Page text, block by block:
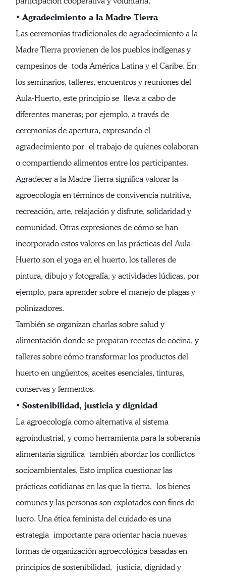
•Agradecimiento a la Madre Tierra
Las ceremonias tradicionales de agradecimiento a la
Madre Tierra provienen de los pueblos indígenas y
campesinos de toda América Latina y el Caribe. En
los seminarios, talleres, encuentros y reuniones del
Aula-Huerto, este principio se lleva a cabo de
diferentes maneras; por ejemplo, a través de
ceremonias de apertura, expresando el
agradecimiento por el trabajo de quienes colaboran
o compartiendo alimentos entre los participantes.
Agradecer a la Madre Tierra significa valorar la
agroecología en términos de convivencia nutritiva,
recreación, arte, relajación y disfrute, solidaridad y
comunidad. Otras expresiones de cómo se han
incorporado estos valores en las prácticas del Aula-
Huerto son el yoga en el huerto, los talleres de
pintura, dibujo y fotografía, y actividades lúdicas, por
ejemplo, para aprender sobre el manejo de plagas y
polinizadores.
También se organizan charlas sobre salud y
alimentación donde se preparan recetas de cocina, y
talleres sobre cómo transformar los productos del
huerto en ungüentos, aceites esenciales, tinturas,
conservas y fermentos.
• Sostenibilidad, justicia y dignidad
La agroecología como alternativa al sistema
agroindustrial, y como herramienta para la soberanía
alimentaria significa también abordar los conflictos
socioambientales. Esto implica cuestionar las
prácticas cotidianas en las que la tierra, los bienes
comunes y las personas son explotados con fines de
lucro. Una ética feminista del cuidado es una
estrategia importante para orientar hacia nuevas
formas de organización agroecológica basadas en
principios de sostenibilidad, justicia, dignidad y